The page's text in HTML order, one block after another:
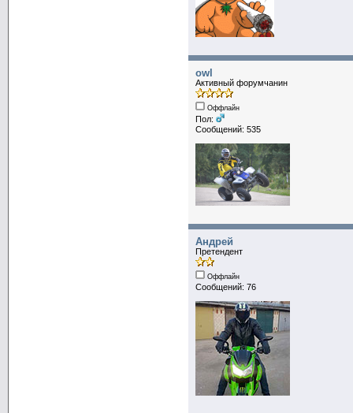
owl
Активный форумчанин
Оффлайн
Пол:
Сообщений: 535
Андрей
Претендент
Оффлайн
Сообщений: 76